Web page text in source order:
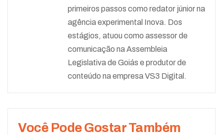
primeiros passos como redator júnior na
agência experimental Inova. Dos
estágios, atuou como assessor de
comunicação na Assembleia
Legislativa de Goiás e produtor de
conteúdo na empresa VS3 Digital.
Você Pode Gostar Também